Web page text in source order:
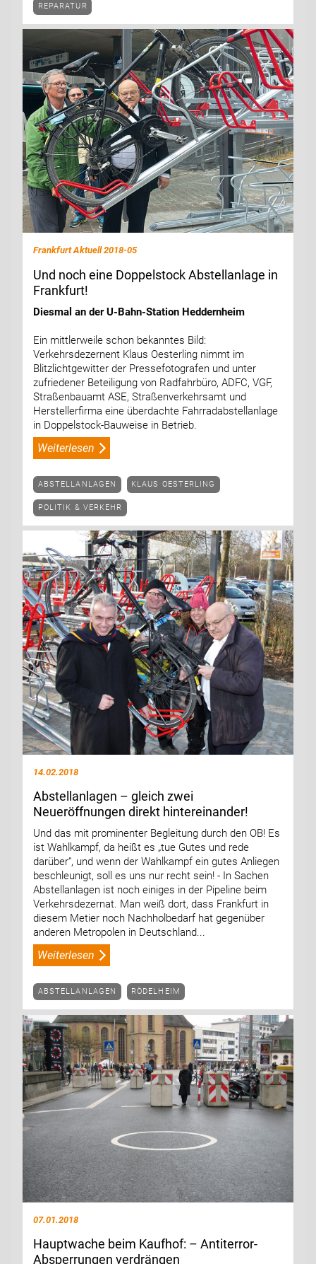
REPARATUR
Frankfurt Aktuell 2018-05
Und noch eine Doppelstock Abstellanlage in
Frankfurt!
Diesmal an der U-Bahn-Station Heddernheim
Ein mittlerweile schon bekanntes Bild:
Verkehrsdezernent Klaus Oesterling nimmt im
Blitzlichtgewitter der Pressefotografen und unter
zufriedener Beteiligung von Radfahrbüro, ADFC, VGF,
Straßenbauamt ASE, Straßenverkehrsamt und
Herstellerfirma eine überdachte Fahrradabstell­anlage
in Doppelstock-Bauweise in Betrieb.
Weiterlesen
ABSTELLANLAGEN KLAUS OESTERLING
POLITIK & VERKEHR
14.02.2018
Abstellanlagen – gleich zwei
Neueröffnungen direkt hintereinander!
Und das mit prominenter Begleitung durch den OB! Es
ist Wahlkampf, da heißt es „tue Gutes und rede
darüber“, und wenn der Wahlkampf ein gutes Anliegen
beschleunigt, soll es uns nur recht sein! - In Sachen
Abstellanlagen ist noch einiges in der Pipeline beim
Verkehrsdezernat. Man weiß dort, dass Frankfurt in
diesem Metier noch Nachholbedarf hat gegenüber
anderen Metropolen in Deutschland...
Weiterlesen
ABSTELLANLAGEN RÖDELHEIM
07.01.2018
Hauptwache beim Kaufhof: – Antiterror-
Absperrungen verdrängen